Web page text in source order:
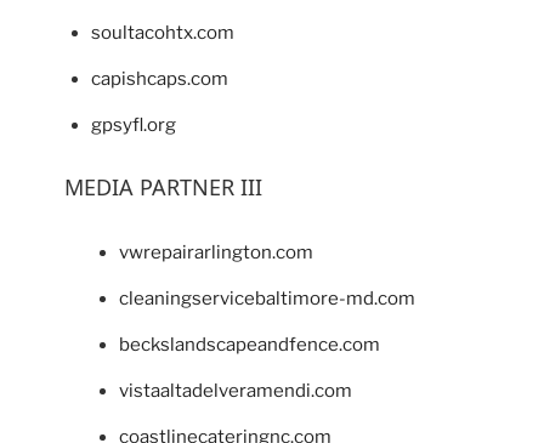
soultacohtx.com
capishcaps.com
gpsyfl.org
MEDIA PARTNER III
vwrepairarlington.com
cleaningservicebaltimore-md.com
beckslandscapeandfence.com
vistaaltadelveramendi.com
coastlinecateringnc.com